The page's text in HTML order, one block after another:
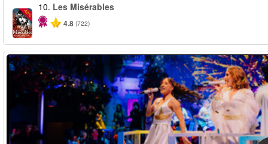
-40%
10. Les Misérables
4.8 (722)